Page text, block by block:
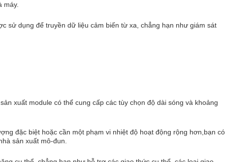
máy.
sử dụng để truyền dữ liệu cảm biến từ xa, chẳng hạn như giám sát
xuất module có thể cung cấp các tùy chọn độ dài sóng và khoảng
đặc biệt hoặc cần một phạm vi nhiệt độ hoạt động rộng hơn,bạn có
sản xuất mô-đun.